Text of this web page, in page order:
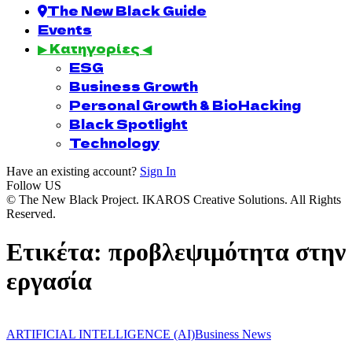
The New Black Guide
Events
▶ Κατηγορίες ◀
ESG
Business Growth
Personal Growth & BioHacking
Black Spotlight
Technology
Have an existing account? Sign In
Follow US
© The New Black Project. IKAROS Creative Solutions. All Rights
Reserved.
Ετικέτα: προβλεψιμότητα στην
εργασία
ARTIFICIAL INTELLIGENCE (AI)Business News